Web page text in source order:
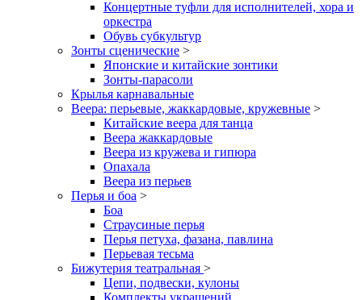
Концертные туфли для исполнителей, хора и
оркестра
Обувь субкультур
Зонты сценические >
Японские и китайские зонтики
Зонты-парасоли
Крылья карнавальные
Веера: перьевые, жаккардовые, кружевные >
Китайские веера для танца
Веера жаккардовые
Веера из кружева и гипюра
Опахала
Веера из перьев
Перья и боа >
Боа
Страусиные перья
Перья петуха, фазана, павлина
Перьевая тесьма
Бижутерия театральная >
Цепи, подвески, кулоны
Комплекты украшений